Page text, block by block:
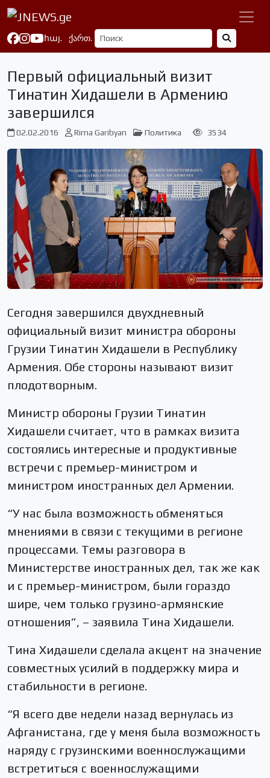
հայ. ქართ.
Первый официальный визит
Тинатин Хидашели в Армению
завершился
02.02.2016 Rima Garibyan Политика 3534
Сегодня завершился двухдневный
официальный визит министра обороны
Грузии Тинатин Хидашели в Республику
Армения. Обе стороны называют визит
плодотворным.
Министр обороны Грузии Тинатин
Хидашели считает, что в рамках визита
состоялись интересные и продуктивные
встречи с премьер-министром и
министром иностранных дел Армении.
“У нас была возможность обменяться
мнениями в связи с текущими в регионе
процессами. Темы разговора в
Министерстве иностранных дел, так же как
и с премьер-министром, были гораздо
шире, чем только грузино-армянские
отношения”, – заявила Тина Хидашели.
Тина Хидашели сделала акцент на значение
совместных усилий в поддержку мира и
стабильности в регионе.
“Я всего две недели назад вернулась из
Афганистана, где у меня была возможность
наряду с грузинскими военнослужащими
встретиться с военнослужащими